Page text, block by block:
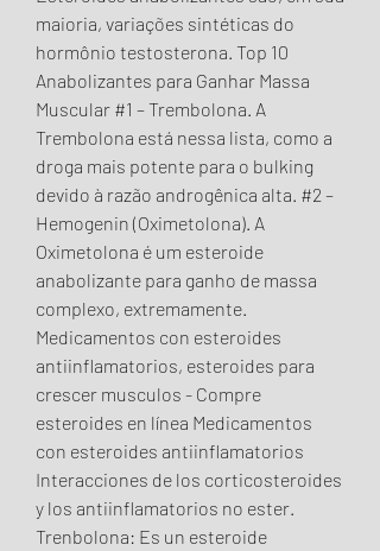
maioria, variações sintéticas do
hormônio testosterona. Top 10
Anabolizantes para Ganhar Massa
Muscular #1 – Trembolona. A
Trembolona está nessa lista, como a
droga mais potente para o bulking
devido à razão androgênica alta. #2 –
Hemogenin (Oximetolona). A
Oximetolona é um esteroide
anabolizante para ganho de massa
complexo, extremamente.
Medicamentos con esteroides
antiinflamatorios, esteroides para
crescer musculos - Compre
esteroides en línea Medicamentos
con esteroides antiinflamatorios
Interacciones de los corticosteroides
y los antiinflamatorios no ester.
Trenbolona: Es un esteroide